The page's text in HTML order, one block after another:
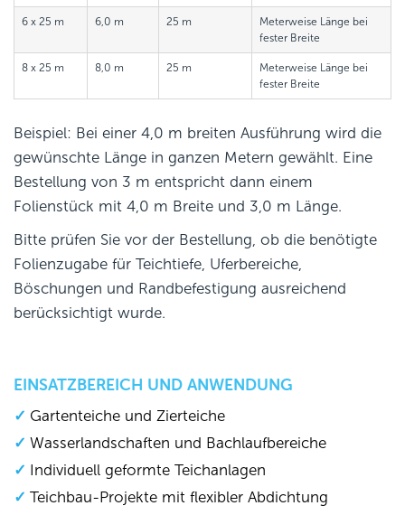
6 x 25 m 6,0 m 25 m
Meterweise Länge bei
fester Breite
8 x 25 m 8,0 m 25 m
Meterweise Länge bei
fester Breite
Beispiel: Bei einer 4,0 m breiten Ausführung wird die
gewünschte Länge in ganzen Metern gewählt. Eine
Bestellung von 3 m entspricht dann einem
Folienstück mit 4,0 m Breite und 3,0 m Länge.
Bitte prüfen Sie vor der Bestellung, ob die benötigte
Folienzugabe für Teichtiefe, Uferbereiche,
Böschungen und Randbefestigung ausreichend
berücksichtigt wurde.
EINSATZBEREICH UND ANWENDUNG
Gartenteiche und Zierteiche
Wasserlandschaften und Bachlaufbereiche
Individuell geformte Teichanlagen
Teichbau-Projekte mit flexibler Abdichtung